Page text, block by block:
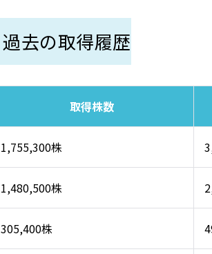
過去の取得履歴
取得株数
1,755,300株
1,480,500株
305,400株